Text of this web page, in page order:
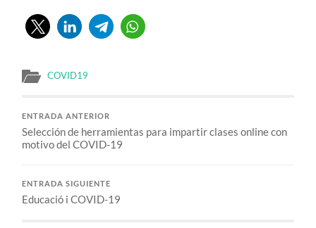
COVID19
ENTRADA ANTERIOR
Selección de herramientas para impartir clases online con
motivo del COVID-19
ENTRADA SIGUIENTE
Educació i COVID-19